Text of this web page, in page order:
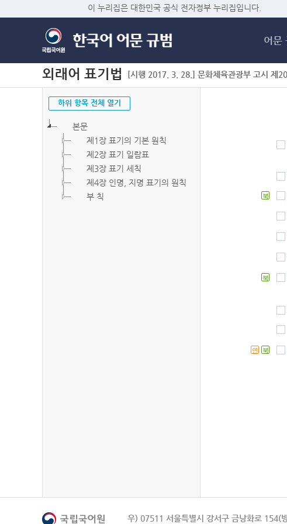
이 누리집은 대한민국 공식 전자정부 누리집입니다.
어문
외래어 표기법 [시행 2017. 3. 28.] 문화체육관광부 고시 제
하위 항목 전체 열기
본문
제1장 표기의 기본 원칙
제2장 표기 일람표
제3장 표기 세칙
제4장 인명, 지명 표기의 원칙
부 칙
북
북
연 북
우) 07511 서울특별시 강서구 금낭화로 154(